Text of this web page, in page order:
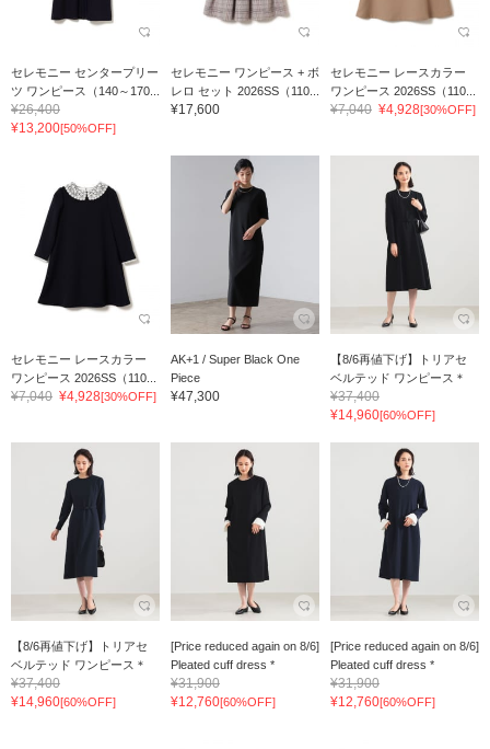
セレモニー センタープリー
ツ ワンピース（140～170...
¥26,400
¥13,200[50%OFF]
セレモニー ワンピース + ボ
レロ セット 2026SS（110...
¥17,600
セレモニー レースカラー
ワンピース 2026SS（110...
¥7,040 ¥4,928[30%OFF]
セレモニー レースカラー
ワンピース 2026SS（110...
¥7,040 ¥4,928[30%OFF]
AK+1 / Super Black One
Piece
¥47,300
【8/6再値下げ】トリアセ
ベルテッド ワンピース＊
¥37,400
¥14,960[60%OFF]
【8/6再値下げ】トリアセ
ベルテッド ワンピース＊
¥37,400
¥14,960[60%OFF]
[Price reduced again on 8/6]
Pleated cuff dress *
¥31,900
¥12,760[60%OFF]
[Price reduced again on 8/6]
Pleated cuff dress *
¥31,900
¥12,760[60%OFF]